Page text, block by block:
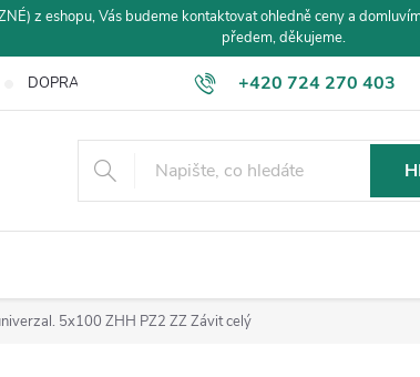
z eshopu, Vás budeme kontaktovat ohledně ceny a
předem, děkujeme.
+420 724 270 403
DOPRAVA A PLATBA
5x100 ZHH PZ2 ZZ Závit celý